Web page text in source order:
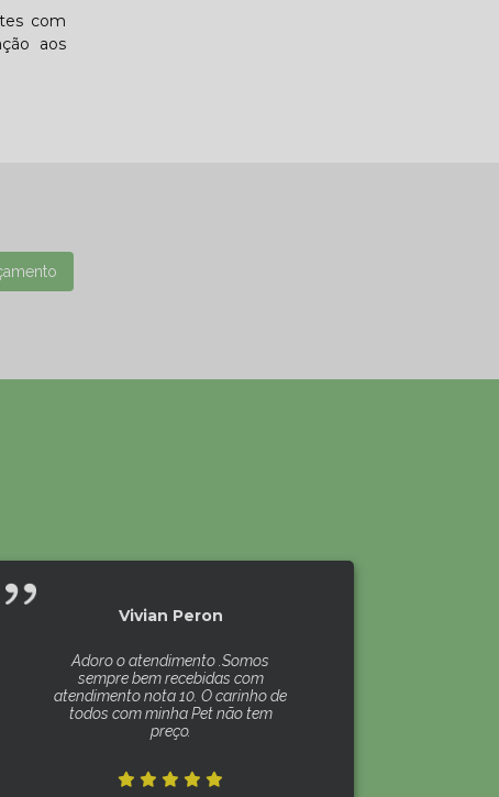
com
aos
Vivian Peron
Adoro o atendimento .Somos
sempre bem recebidas com
atendimento nota 10. O carinho de
todos com minha Pet não tem
preço.